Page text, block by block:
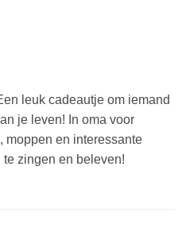
leuk cadeautje om iemand
je leven! In oma voor
moppen en interessante
zingen en beleven!